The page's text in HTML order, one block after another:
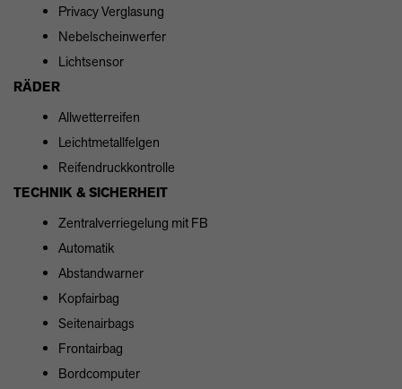
Privacy Verglasung
Nebelscheinwerfer
Lichtsensor
RÄDER
Allwetterreifen
Leichtmetallfelgen
Reifendruckkontrolle
TECHNIK & SICHERHEIT
Zentralverriegelung mit FB
Automatik
Abstandwarner
Kopfairbag
Seitenairbags
Frontairbag
Bordcomputer